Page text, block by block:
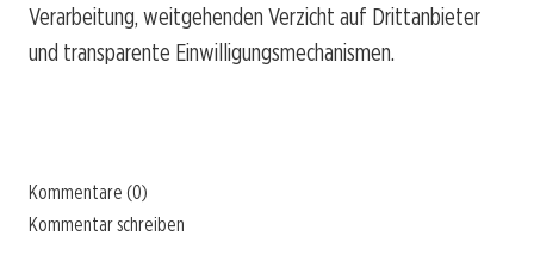
Verarbeitung, weitgehenden Verzicht auf Drittanbieter
und transparente Einwilligungsmechanismen.
Kommentare (0)
Kommentar schreiben